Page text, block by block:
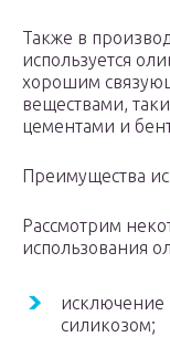
Также в
используется
хорошим
веществами,
цементами и
Преимущества
Рассмотрим
использования
исключение
силикозом;